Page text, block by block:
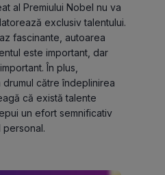
al Premiului Nobel nu va
exclusiv talentului.
fascinante, autoarea
este important, dar
În plus,
către îndeplinirea
că există talente
un efort semnificativ